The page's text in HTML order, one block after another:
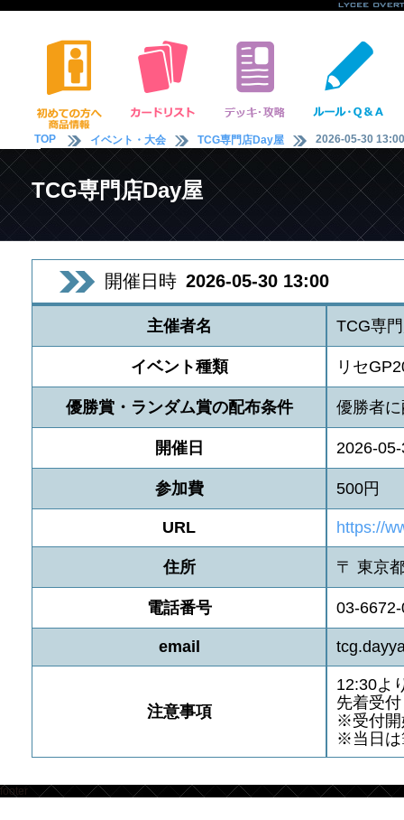
TOP イベント・大会 TCG専門店Day屋 2026-05-30
TCG専門店Day屋
開催日時 2026-05-30 13:00
主催者名 TCG専
イベント種類 リセ
優勝賞・ランダム賞の配布条件 優勝者
開催日 2026-
参加費 500円
URL https://
住所 〒 東京
電話番号 03-
email
注意事項
12:30よ
先着受
※受付開
※当日は
footer